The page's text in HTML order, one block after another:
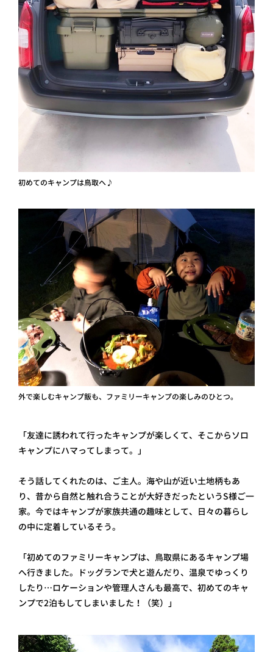
初めてのキャンプは鳥取へ♪
外で楽しむキャンプ飯も、ファミリーキャンプの楽しみのひとつ。
「友達に誘われて行ったキャンプが楽しくて、そこからソロ
キャンプにハマってしまって。」
そう話してくれたのは、ご主人。海や山が近い土地柄もあ
り、昔から自然と触れ合うことが大好きだったというS様ご一
家。今ではキャンプが家族共通の趣味として、日々の暮らし
の中に定着しているそう。
「初めてのファミリーキャンプは、鳥取県にあるキャンプ場
へ行きました。ドッグランで犬と遊んだり、温泉でゆっくり
したり…ロケーションや管理人さんも最高で、初めてのキャ
ンプで2泊もしてしまいました！（笑）」